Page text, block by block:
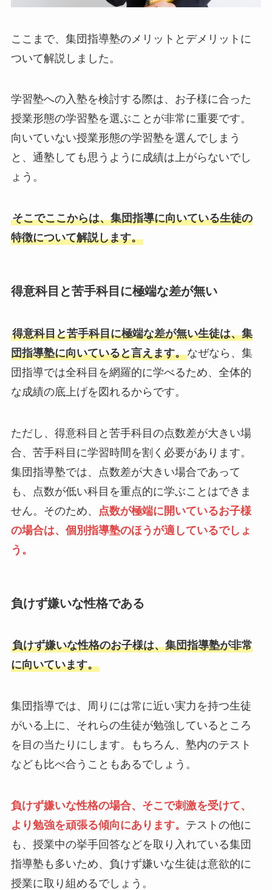
ここまで、集団指導塾のメリットとデメリットに
ついて解説しました。
学習塾への入塾を検討する際は、お子様に合った
授業形態の学習塾を選ぶことが非常に重要です。
向いていない授業形態の学習塾を選んでしまう
と、通塾しても思うように成績は上がらないでし
ょう。
そこでここからは、集団指導に向いている生徒の
特徴について解説します。
得意科目と苦手科目に極端な差が無い
得意科目と苦手科目に極端な差が無い生徒は、集
団指導塾に向いていると言えます。なぜなら、集
団指導では全科目を網羅的に学べるため、全体的
な成績の底上げを図れるからです。
ただし、得意科目と苦手科目の点数差が大きい場
合、苦手科目に学習時間を割く必要があります。
集団指導塾では、点数差が大きい場合であって
も、点数が低い科目を重点的に学ぶことはできま
せん。そのため、
点数が極端に開いているお子様
の場合は、個別指導塾のほうが適しているでしょ
う。
負けず嫌いな性格である
負けず嫌いな性格のお子様は、集団指導塾が非常
に向いています。
集団指導では、周りには常に近い実力を持つ生徒
がいる上に、それらの生徒が勉強しているところ
を目の当たりにします。もちろん、塾内のテスト
なども比べ合うこともあるでしょう。
負けず嫌いな性格の場合、そこで刺激を受けて、
より勉強を頑張る傾向にあります。 テストの他に
も、授業中の挙手回答などを取り入れている集団
指導塾も多いため、負けず嫌いな生徒は意欲的に
授業に取り組めるでしょう。